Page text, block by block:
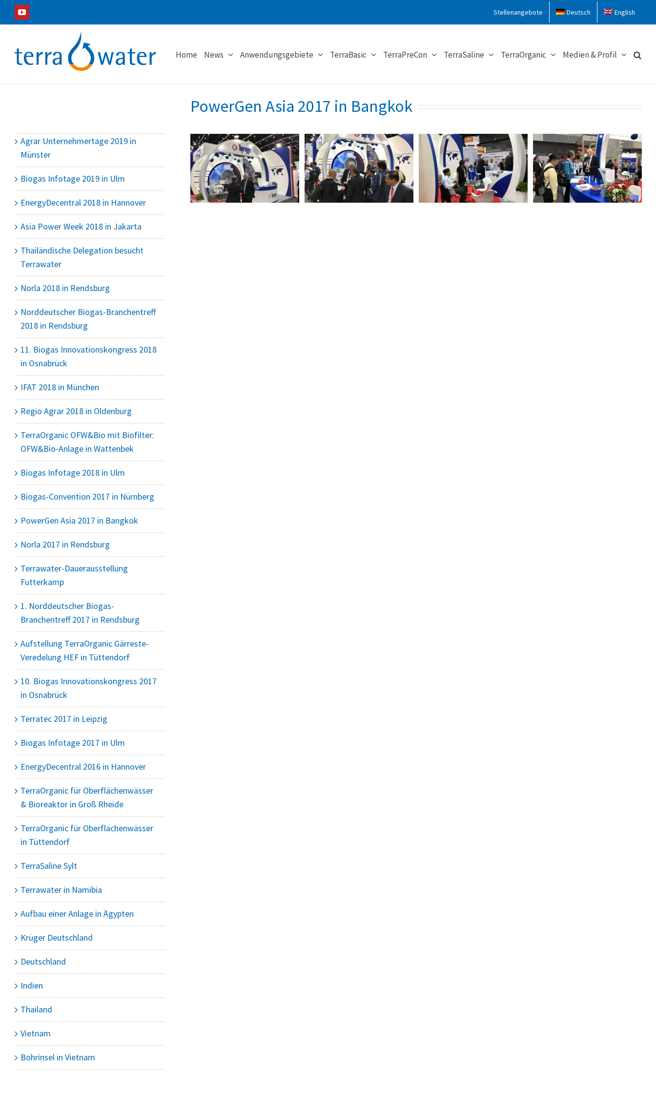
Zum
InhaltYouTube Stellenangebote Deutsch English
Home News Anwendungsgebiete TerraBasic TerraPreCon TerraSaline TerraOrganic Medien & Profil
Agrar Unternehmertage 2019 in
Münster
Biogas Infotage 2019 in Ulm
EnergyDecentral 2018 in Hannover
Asia Power Week 2018 in Jakarta
Thailändische Delegation besucht
Terrawater
Norla 2018 in Rendsburg
Norddeutscher Biogas-Branchentreff
2018 in Rendsburg
11. Biogas Innovationskongress 2018
in Osnabrück
IFAT 2018 in München
Regio Agrar 2018 in Oldenburg
TerraOrganic OFW&Bio mit Biofilter:
OFW&Bio-Anlage in Wattenbek
Biogas Infotage 2018 in Ulm
Biogas-Convention 2017 in Nürnberg
PowerGen Asia 2017 in Bangkok
Norla 2017 in Rendsburg
Terrawater-Dauerausstellung
Futterkamp
1. Norddeutscher Biogas-
Branchentreff 2017 in Rendsburg
Aufstellung TerraOrganic Gärreste-
Veredelung HEF in Tüttendorf
10. Biogas Innovationskongress 2017
in Osnabrück
Terratec 2017 in Leipzig
Biogas Infotage 2017 in Ulm
EnergyDecentral 2016 in Hannover
TerraOrganic für Oberflächenwässer
& Bioreaktor in Groß Rheide
TerraOrganic für Oberflächenwässer
in Tüttendorf
TerraSaline Sylt
Terrawater in Namibia
Aufbau einer Anlage in Ägypten
Krüger Deutschland
Deutschland
Indien
Thailand
Vietnam
Bohrinsel in Vietnam
PowerGen Asia 2017 in Bangkok